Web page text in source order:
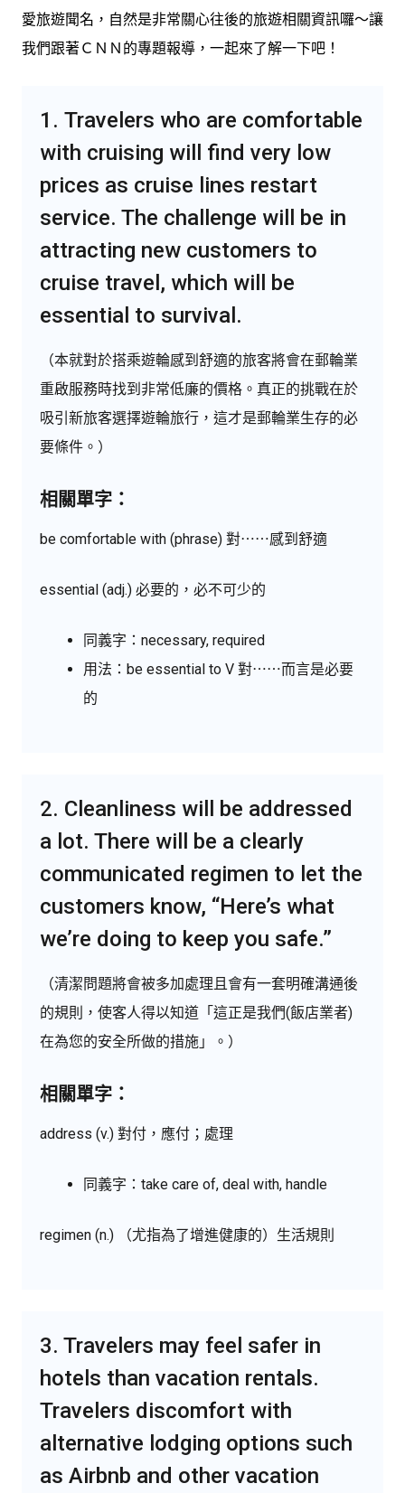
愛旅遊聞名，自然是非常關心往後的旅遊相關資訊囉～讓
我們跟著ＣＮＮ的專題報導，一起來了解一下吧！
1. Travelers who are comfortable
with cruising will find very low
prices as cruise lines restart
service. The challenge will be in
attracting new customers to
cruise travel, which will be
essential to survival.
（本就對於搭乘遊輪感到舒適的旅客將會在郵輪業
重啟服務時找到非常低廉的價格。真正的挑戰在於
吸引新旅客選擇遊輪旅行，這才是郵輪業生存的必
要條件。）
相關單字：
be comfortable with (phrase) 對⋯⋯感到舒適
essential (adj.) 必要的，必不可少的
同義字：necessary, required
用法：be essential to V 對⋯⋯而言是必要
的
2. Cleanliness will be addressed
a lot. There will be a clearly
communicated regimen to let the
customers know, “Here’s what
we’re doing to keep you safe.”
（清潔問題將會被多加處理且會有一套明確溝通後
的規則，使客人得以知道「這正是我們(飯店業者)
在為您的安全所做的措施」。）
相關單字：
address (v.) 對付，應付；處理
同義字：take care of, deal with, handle
regimen (n.) （尤指為了增進健康的）生活規則
3. Travelers may feel safer in
hotels than vacation rentals.
Travelers discomfort with
alternative lodging options such
as Airbnb and other vacation